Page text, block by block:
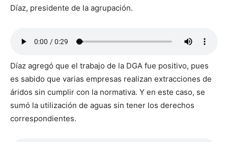
Díaz, presidente de la agrupación.
Díaz agregó que el trabajo de la DGA fue positivo, pues
es sabido que varias empresas realizan extracciones de
áridos sin cumplir con la normativa. Y en este caso, se
sumó la utilización de aguas sin tener los derechos
correspondientes.